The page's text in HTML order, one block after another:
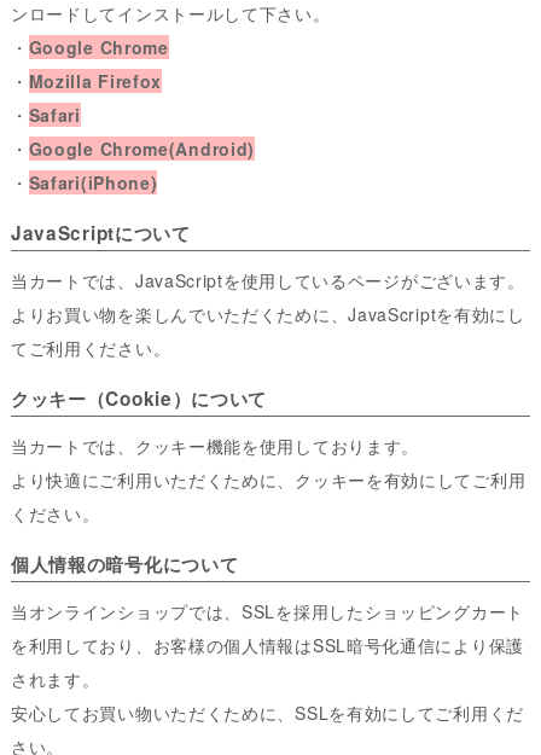
ンロードしてインストールして下さい。
・ Google Chrome
・ Mozilla Firefox
・ Safari
・ Google Chrome(Android)
・ Safari(iPhone)
JavaScriptについて
当カートでは、JavaScriptを使用しているページがございます。
よりお買い物を楽しんでいただくために、JavaScriptを有効にし
てご利用ください。
クッキー（Cookie）について
当カートでは、クッキー機能を使用しております。
より快適にご利用いただくために、クッキーを有効にしてご利用
ください。
個人情報の暗号化について
当オンラインショップでは、SSLを採用したショッピングカート
を利用しており、お客様の個人情報はSSL暗号化通信により保護
されます。
安心してお買い物いただくために、SSLを有効にしてご利用くだ
さい。